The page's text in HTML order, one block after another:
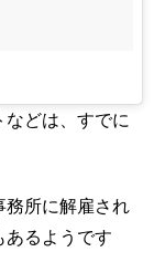
どは、すでに
務所に解雇され
あるようです